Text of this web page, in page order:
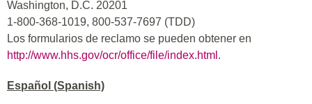
Washington, D.C. 20201
1-800-368-1019, 800-537-7697 (TDD)
Los formularios de reclamo se pueden obtener en
http://www.hhs.gov/ocr/office/file/index.html .
Español (Spanish)